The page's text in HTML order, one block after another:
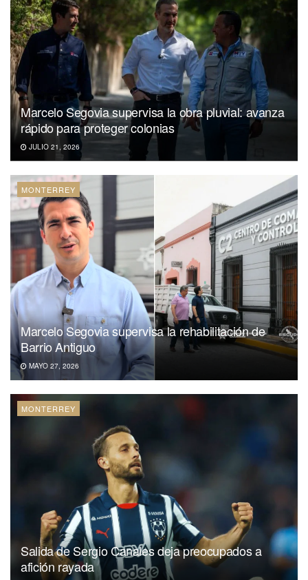
Marcelo Segovia supervisa la obra pluvial: avanza
rápido para proteger colonias
JULIO 21, 2026
MONTERREY
Marcelo Segovia supervisa la rehabilitación de
Barrio Antiguo
MAYO 27, 2026
MONTERREY
Salida de Sergio Canales deja preocupados a
afición rayada